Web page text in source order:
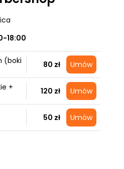
18:00
(boki
80 zł Umów
+
120 zł Umów
50 zł Umów